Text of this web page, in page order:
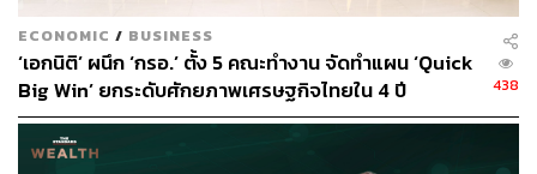
ECONOMIC / BUSINESS
‘เอกนิติ’ ผนึก ‘กรอ.’ ตั้ง 5 คณะทำงาน จัดทำแผน ‘Quick
Big Win’ ยกระดับศักยภาพเศรษฐกิจไทยใน 4 ปี
438